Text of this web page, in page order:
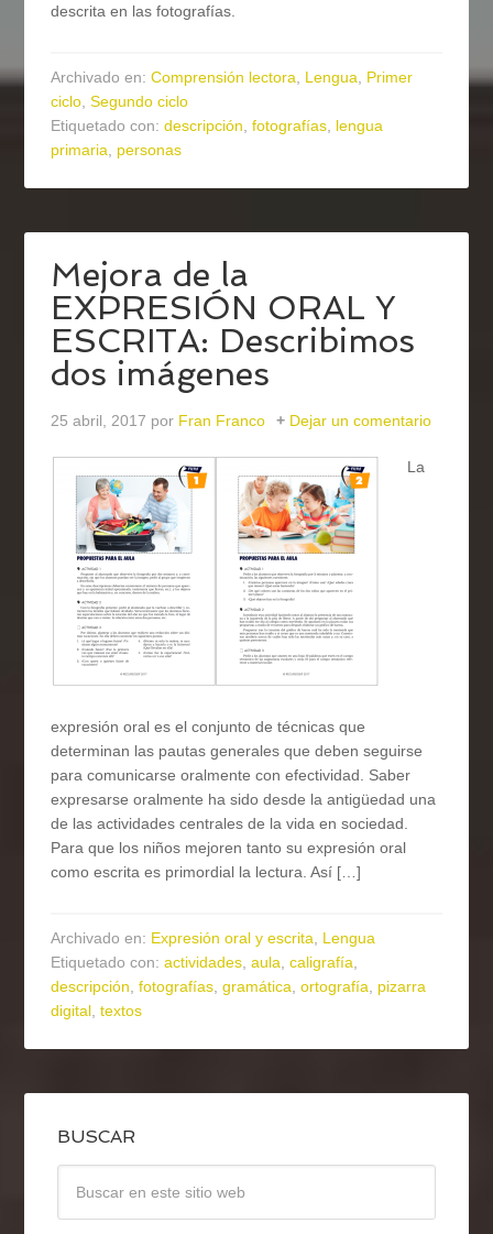
descrita en las fotografías.
Archivado en:Comprensión lectora, Lengua, Primer
ciclo,Segundo ciclo
Etiquetado con:descripción,fotografías, lengua
primaria, personas
Mejora de la
EXPRESIÓN ORAL Y
ESCRITA: Describimos
dos imágenes
25 abril, 2017 por Fran Franco Dejar un comentario
La
expresión oral es el conjunto de técnicas que
determinan las pautas generales que deben seguirse
para comunicarse oralmente con efectividad. Saber
expresarse oralmente ha sido desde la antigüedad una
de las actividades centrales de la vida en sociedad.
Para que los niños mejoren tanto su expresión oral
como escrita es primordial la lectura. Así […]
Archivado en: Expresión oral y escrita, Lengua
Etiquetado con:actividades,aula,caligrafía,
descripción,fotografías,gramática,ortografía, pizarra
digital,textos
BUSCAR